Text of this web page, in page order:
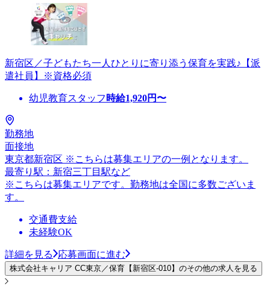
新宿区／子どもたち一人ひとりに寄り添う保育を実践♪【派
遣社員】※資格必須
幼児教育スタッフ 時給1,920円〜
勤務地
面接地
東京都新宿区 ※こちらは募集エリアの一例となります。
最寄り駅：新宿三丁目駅など
※こちらは募集エリアです。勤務地は全国に多数ございま
す。
交通費支給
未経験OK
詳細を見る 応募画面に進む
株式会社キャリア CC東京／保育【新宿区-010】のその他の求人を見る